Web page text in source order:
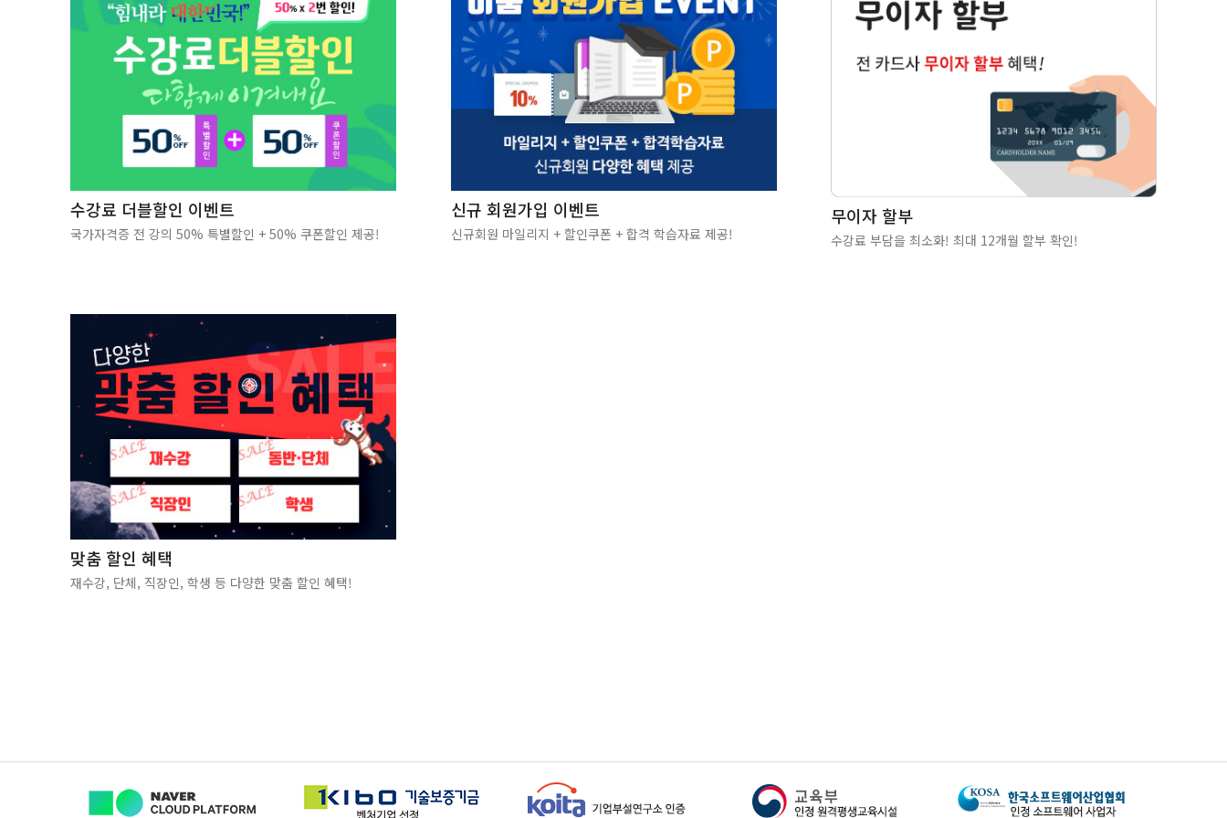
수강료 더블할인 이벤트
국가자격증 전 강의 50% 특별할인 + 50% 쿠폰할인 제공!
신규 회원가입 이벤트
신규회원 마일리지 + 할인쿠폰 + 합격 학습자료 제공!
무이자 할부
수강료 부담을 최소화! 최대 12개월 할부 확인!
맞춤 할인 혜택
재수강, 단체, 직장인, 학생 등 다양한 맞춤 할인 혜택!